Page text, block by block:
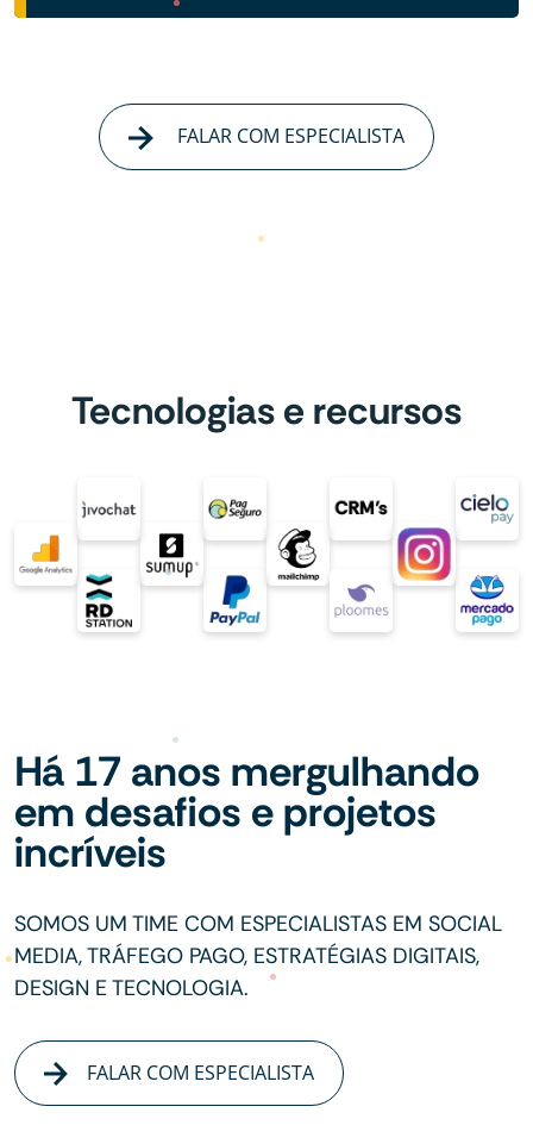
FALAR COM ESPECIALISTA
Tecnologias e recursos
Há 17 anos mergulhando
em desafios e projetos
incríveis
SOMOS UM TIME COM ESPECIALISTAS EM SOCIAL
MEDIA, TRÁFEGO PAGO, ESTRATÉGIAS DIGITAIS,
DESIGN E TECNOLOGIA.
FALAR COM ESPECIALISTA